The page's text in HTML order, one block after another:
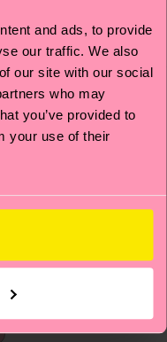
and ads, to provide
our traffic. We also
our site with our social
who may
you’ve provided to
your use of their
SUR COFFRET